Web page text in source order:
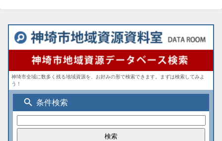
神埼市全域に数多く残る地域資源を、お好みの形で検索できます。まずは検索してみよ
う！
search 条件検索